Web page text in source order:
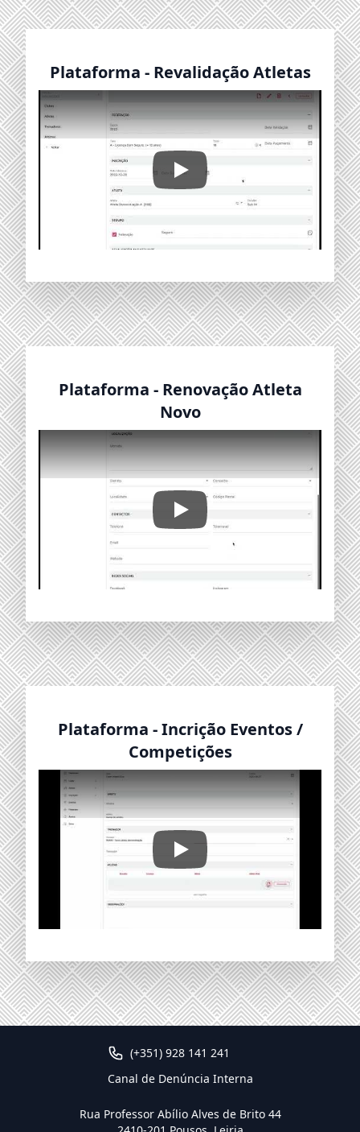
Plataforma - Revalidação Atletas
Revalidação Atletas
Plataforma - Renovação Atleta
Novo
Renovação Atleta Novo
Plataforma - Incrição Eventos /
Competições
Incrição Eventos /
(+351) 928 141 241
Canal de Denúncia Interna
Rua Professor Abílio Alves de Brito 44